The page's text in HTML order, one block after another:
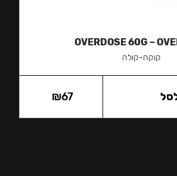
OVERDOSE 60G –
קוקה-קולה
₪67